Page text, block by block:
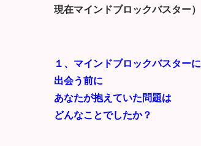
現在マインドブロックバスター）
１、マインドブロックバスターに
出会う前に
あなたが抱えていた問題は
どんなことでしたか？